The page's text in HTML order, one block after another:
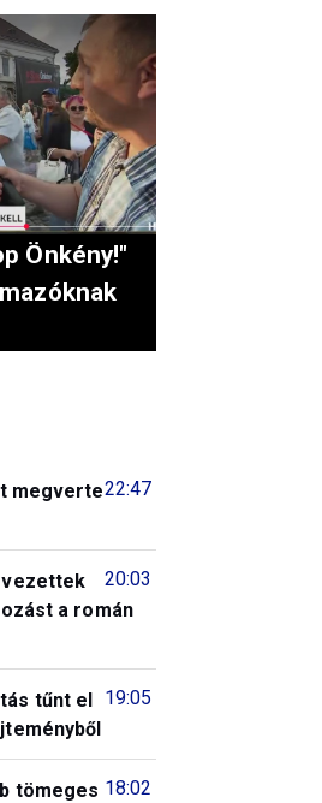
Önkény!"
22:47
megverte
20:03
vezettek
a román
19:05
tűnt el
18:02
tömeges